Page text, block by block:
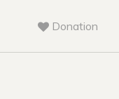
Donation